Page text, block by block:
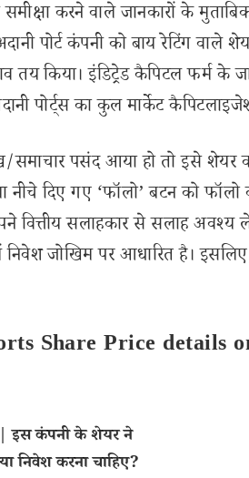
करने वाले जानकारों के
पोर्ट कंपनी को बाय रेटिंग वाले
किया। इंडिट्रेड कैपिटल फर्म के
पोर्ट्स का कुल मार्केट
पसंद आया हो तो इसे
नीचे दिए गए ‘फॉलो’ बटन को
सलाहकार से सलाह अवश्य
जोखिम पर आधारित है। इसलिए,
Share Price details
इस कंपनी के शेयर ने
निवेश करना चाहिए?